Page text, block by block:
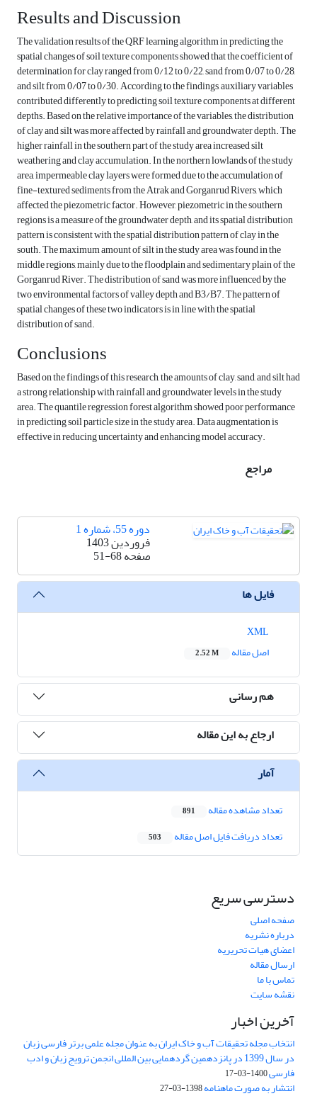
Results and Discussion
The validation results of the QRF learning algorithm in predicting the
spatial changes of soil texture components showed that the coefficient of
determination for clay ranged from 0/12 to 0/22, sand from 0/07 to 0/28,
and silt from 0/07 to 0/30. According to the findings, auxiliary variables
contributed differently to predicting soil texture components at different
depths. Based on the relative importance of the variables, the distribution
of clay and silt was more affected by rainfall and groundwater depth. The
higher rainfall in the southern part of the study area increased silt
weathering and clay accumulation. In the northern lowlands of the study
area, impermeable clay layers were formed due to the accumulation of
fine-textured sediments from the Atrak and Gorganrud Rivers, which
affected the piezometric factor. However, piezometric in the southern
regions is a measure of the groundwater depth, and its spatial distribution
pattern is consistent with the spatial distribution pattern of clay in the
south. The maximum amount of silt in the study area was found in the
middle regions, mainly due to the floodplain and sedimentary plain of the
Gorganrud River. The distribution of sand was more influenced by the
two environmental factors of valley depth and B3/B7. The pattern of
spatial changes of these two indicators is in line with the spatial
distribution of sand.
Conclusions
Based on the findings of this research, the amounts of clay, sand, and silt had
a strong relationship with rainfall and groundwater levels in the study
area. The quantile regression forest algorithm showed poor performance
in predicting soil particle size in the study area. Data augmentation is
effective in reducing uncertainty and enhancing model accuracy.
مراجع
دوره 55، شماره 1
فروردین 1403
صفحه51-68
فایل ها
اصل مقاله
2.52 M
هم رسانی
ارجاع به این مقاله
آمار
تعداد مشاهده مقاله 891
تعداد دریافت فایل اصل مقاله 503
دسترسی سریع
صفحه اصلی
درباره نشریه
اعضای هیات تحریریه
ارسال مقاله
تماس با ما
نقشه سایت
آخرین اخبار
انتخاب مجله تحقیقات آب و خاک ایران به عنوان مجله علمی برتر فارسی زبان
در سال 1399 در پانزدهمین گردهمایی بین المللی انجمن ترویج زبان و ادب
فارسی1400-03-17
انتشار به صورت ماهنامه1398-03-27